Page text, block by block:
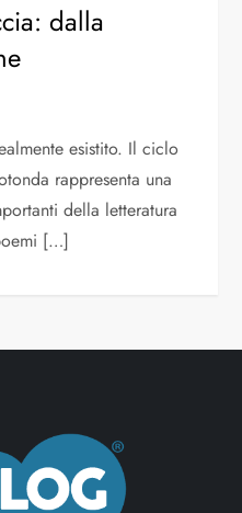
dalla
esistito. Il ciclo
rappresenta una
della letteratura
[…]